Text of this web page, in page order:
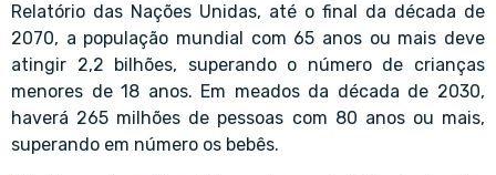
Relatório das Nações Unidas, até o final da década de
2070, a população mundial com 65 anos ou mais deve
atingir 2,2 bilhões, superando o número de crianças
menores de 18 anos. Em meados da década de 2030,
haverá 265 milhões de pessoas com 80 anos ou mais,
superando em número os bebês.